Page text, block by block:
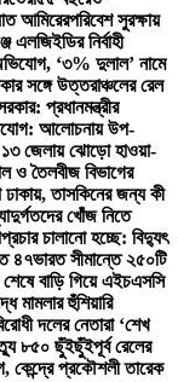
আমিরেরপরিবেশ সুরক্ষায়
এলজিইডির নির্বাহী
‘৩% দুলাল’ নামে
সঙ্গে উত্তরাঞ্চলের রেল
প্রধানমন্ত্রীর
আলোচনায় উপ-
১৩ জেলায় ঝোড়ো হাওয়া-
ও তৈলবীজ বিভাগের
ঢাকায়, তাসকিনের জন্য কী
খোঁজ নিতে
চালানো হচ্ছে: বিদ্যুৎ
৪৭ভারত সীমান্তে ২৫০টি
শেষে বাড়ি গিয়ে এইচএসসি
মামলার হুঁশিয়ারি
দলের নেতারা ‘শেখ
৮৫০ ছুঁইছুঁইপূর্ব রেলের
কেন্দ্রে প্রকৌশলী তারেক